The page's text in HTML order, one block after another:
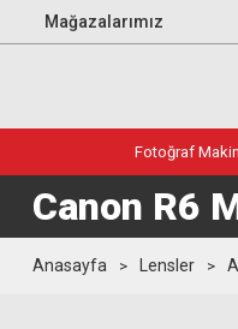
Mağazalarımız
Fotoğraf
Canon R6
Anasayfa Lensler